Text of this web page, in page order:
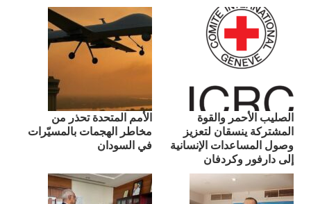
الصليب الأحمر والقوة
المشتركة ينسقان لتعزيز
وصول المساعدات الإنسانية
إلى دارفور وكردفان
الأمم المتحدة تحذر من
مخاطر الهجمات بالمسيّرات
في السودان